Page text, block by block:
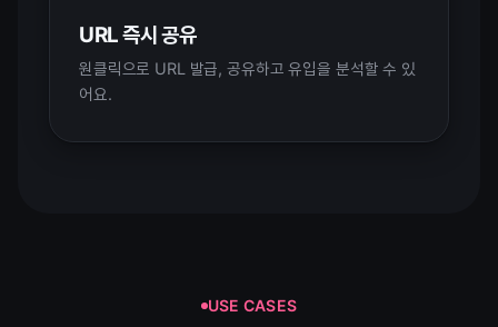
URL 즉시 공유
원클릭으로 URL 발급, 공유하고 유입을 분석할 수 있
어요.
USE CASES